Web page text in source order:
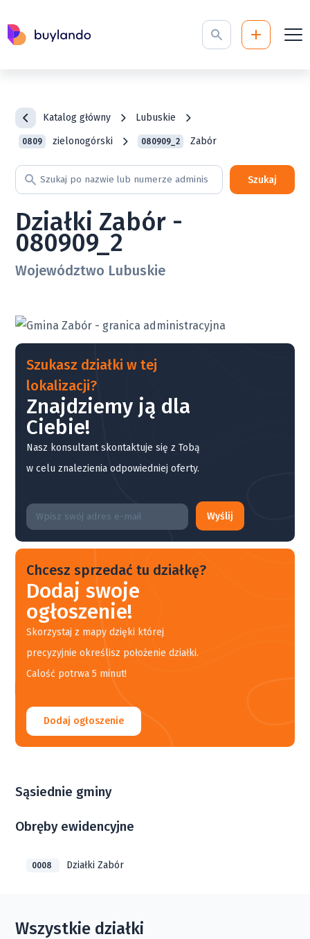
Katalog główny Lubuskie
0809 zielonogórski 080909_2 Zabór
Szukaj
Działki Zabór -
080909_2
Województwo Lubuskie
Szukasz działki w tej
lokalizacji?
Znajdziemy ją dla
Ciebie!
Nasz konsultant skontaktuje się z Tobą
w celu znalezienia odpowiedniej oferty.
Wyślij
Chcesz sprzedać tu działkę?
Dodaj swoje
ogłoszenie!
Skorzystaj z mapy dzięki której
precyzyjnie określisz położenie działki.
Calość potrwa 5 minut!
Dodaj ogłoszenie
Sąsiednie gminy
Obręby ewidencyjne
0008 Działki Zabór
Wszystkie działki